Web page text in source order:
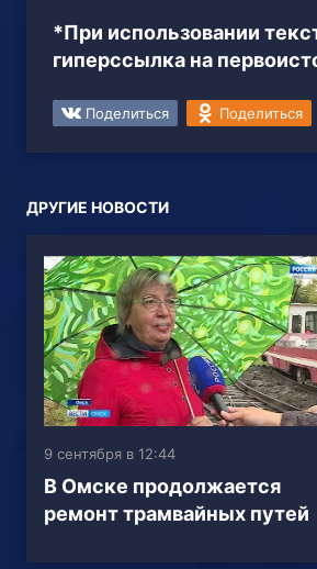
*При использовании
гиперссылка на
Поделиться Поделиться
ДРУГИЕ НОВОСТИ
9 сентября в 12:44
В Омске продолжается
ремонт трамвайных путей